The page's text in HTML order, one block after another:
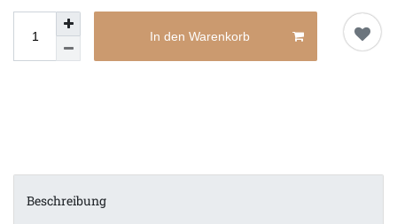
In den Warenkorb
Beschreibung